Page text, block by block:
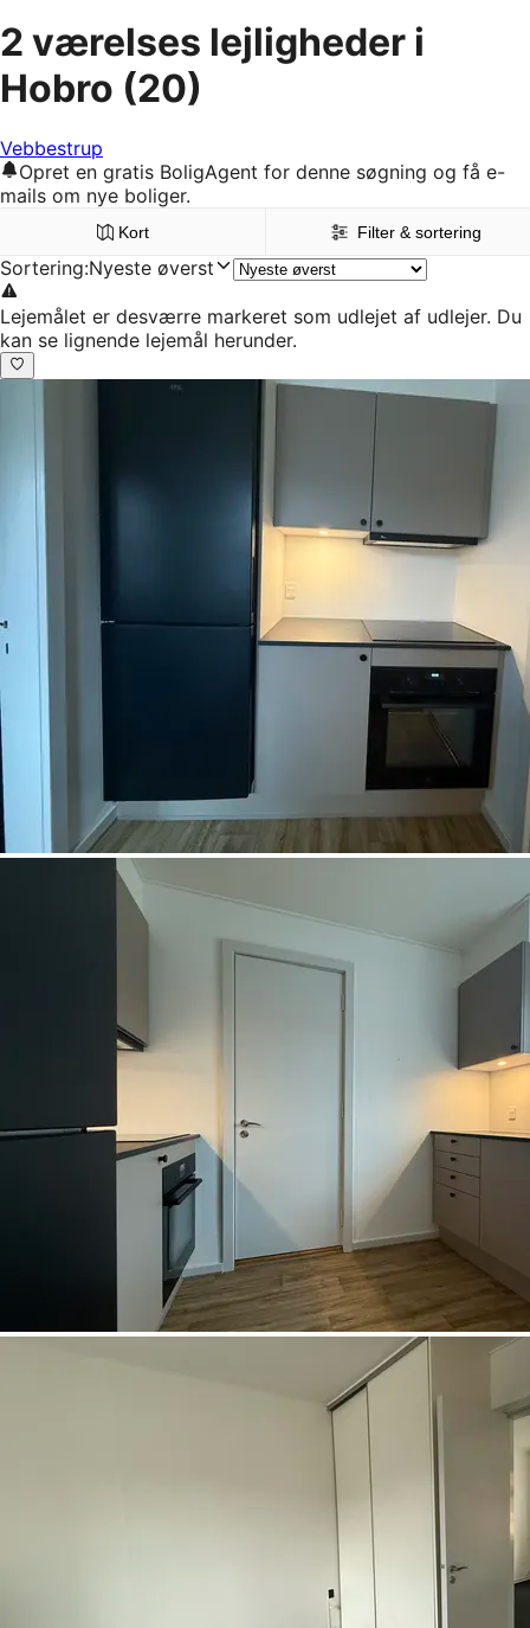
2 værelses lejligheder i
Hobro (20)
Vebbestrup
Opret en gratis BoligAgent for denne søgning og få e-
mails om nye boliger.
Kort Filter & sortering
Sortering:Nyeste øverst
Lejemålet er desværre markeret som udlejet af udlejer. Du
kan se lignende lejemål herunder.